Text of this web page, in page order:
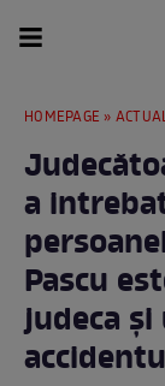
HOMEPAGE »
a
Pascu
judeca